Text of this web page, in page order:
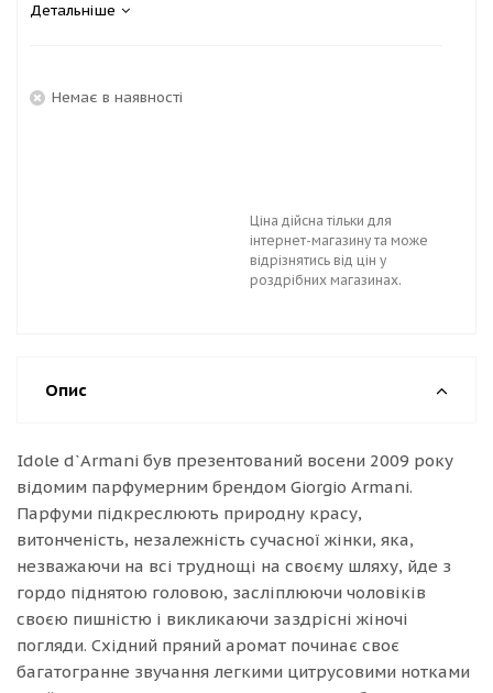
Детальніше
Немає в наявності
Ціна дійсна тільки для
інтернет-магазину та може
відрізнятись від цін у
роздрібних магазинах.
Опис
Idole d`Armani був презентований восени 2009 року
відомим парфумерним брендом Giorgio Armani.
Парфуми підкреслюють природну красу,
витонченість, незалежність сучасної жінки, яка,
незважаючи на всі труднощі на своєму шляху, йде з
гордо піднятою головою, засліплюючи чоловіків
своєю пишністю і викликаючи заздрісні жіночі
погляди. Східний пряний аромат починає своє
багатогранне звучання легкими цитрусовими нотками